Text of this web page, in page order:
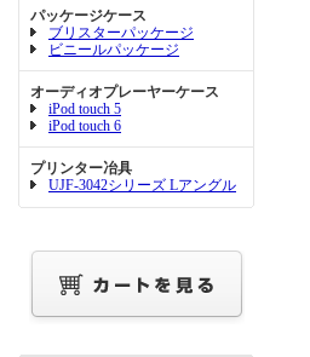
パッケージケース
ブリスターパッケージ
ビニールパッケージ
オーディオプレーヤーケース
iPod touch 5
iPod touch 6
プリンター冶具
UJF-3042シリーズ Lアングル